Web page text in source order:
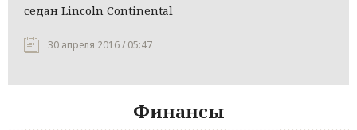
седан Lincoln Continental
30 апреля 2016 / 05:47
Финансы